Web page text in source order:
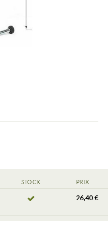
STOCK PRIX
26,40 €